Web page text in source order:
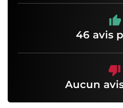
46 avis
Aucun